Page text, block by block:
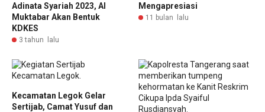
Adinata Syariah 2023, Al
Muktabar Akan Bentuk
KDKES
3 tahun lalu
Mengapresiasi
11 bulan lalu
Kecamatan Legok Gelar
Sertijab, Camat Yusuf dan